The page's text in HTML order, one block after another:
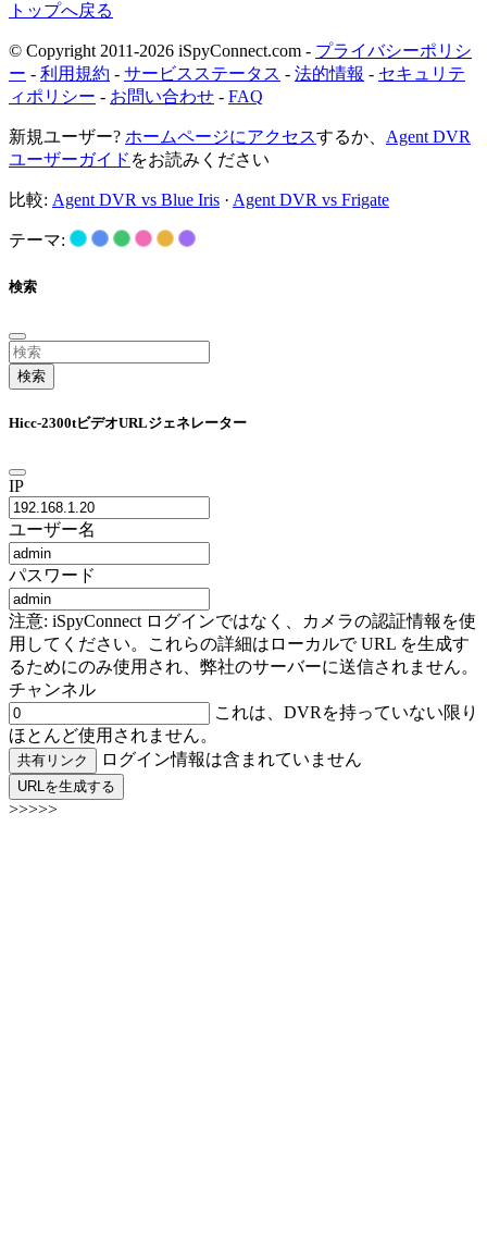
トップへ戻る
© Copyright 2011-2026 iSpyConnect.com - プライバシーポリシ
ー - 利用規約 - サービスステータス - 法的情報 - セキュリテ
ィポリシー - お問い合わせ - FAQ
新規ユーザー? ホームページにアクセスするか、 Agent DVR
ユーザーガイド をお読みください
比較: Agent DVR vs Blue Iris · Agent DVR vs Frigate
テーマ:
検索
検索
Hicc-2300tビデオURLジェネレーター
IP
ユーザー名
パスワード
注意: iSpyConnect ログインではなく、カメラの認証情報を使
用してください。これらの詳細はローカルで URL を生成す
るためにのみ使用され、弊社のサーバーに送信されません。
チャンネル
これは、DVRを持っていない限り
ほとんど使用されません。
共有リンク ログイン情報は含まれていません
URLを生成する
>>>>>